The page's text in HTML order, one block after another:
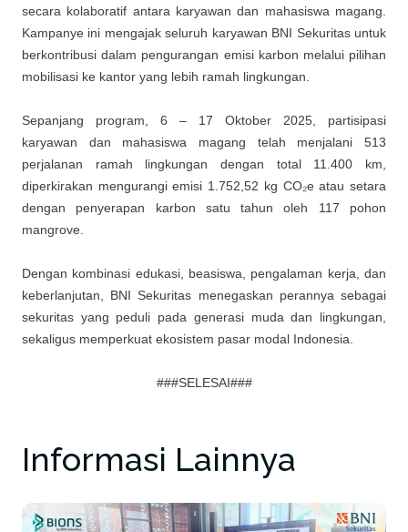
secara kolaboratif antara karyawan dan mahasiswa magang.
Kampanye ini mengajak seluruh karyawan BNI Sekuritas untuk
berkontribusi dalam pengurangan emisi karbon melalui pilihan
mobilisasi ke kantor yang lebih ramah lingkungan.
Sepanjang program, 6 – 17 Oktober 2025, partisipasi
karyawan dan mahasiswa magang telah menjalani 513
perjalanan ramah lingkungan dengan total 11.400 km,
diperkirakan mengurangi emisi 1.752,52 kg CO₂e atau setara
dengan penyerapan karbon satu tahun oleh 117 pohon
mangrove.
Dengan kombinasi edukasi, beasiswa, pengalaman kerja, dan
keberlanjutan, BNI Sekuritas menegaskan perannya sebagai
sekuritas yang peduli pada generasi muda dan lingkungan,
sekaligus memperkuat ekosistem pasar modal Indonesia.
###SELESAI###
Informasi Lainnya